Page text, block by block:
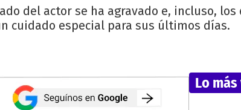
del actor se ha agravado e, incluso,
cuidado especial para sus últimos días.
Lo